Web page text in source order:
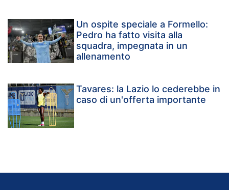
Un ospite speciale a Formello:
Pedro ha fatto visita alla
squadra, impegnata in un
allenamento
Tavares: la Lazio lo cederebbe in
caso di un'offerta importante